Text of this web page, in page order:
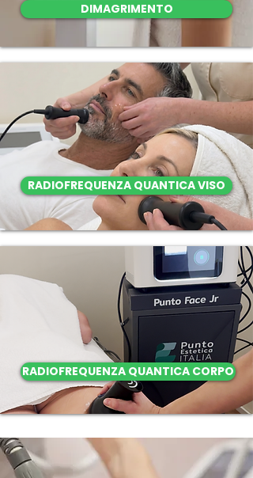
DIMAGRIMENTO
RADIOFREQUENZA QUANTICA VISO
RADIOFREQUENZA QUANTICA CORPO